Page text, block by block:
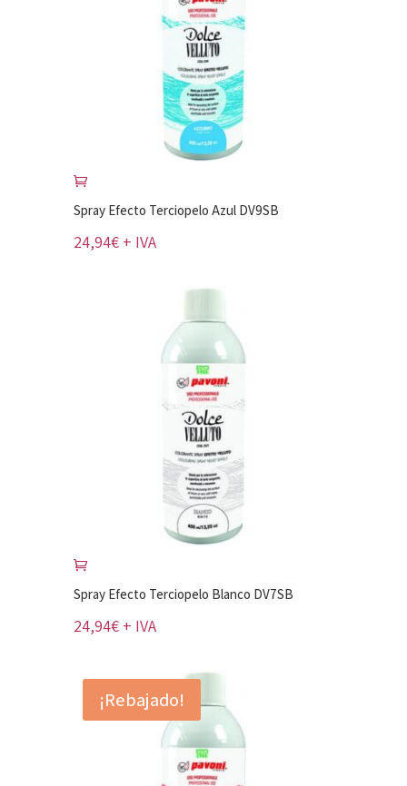
Spray Efecto Terciopelo Azul DV9SB
24,94€ + IVA
Spray Efecto Terciopelo Blanco DV7SB
24,94€ + IVA
¡Rebajado!